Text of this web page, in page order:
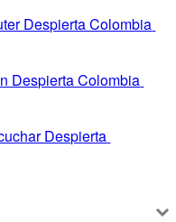
Despierta Colombia
Despierta Colombia
Despierta